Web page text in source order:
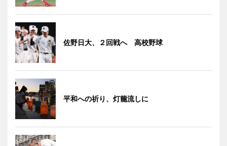
佐野日大、２回戦へ 高校野球
平和への祈り、灯籠流しに